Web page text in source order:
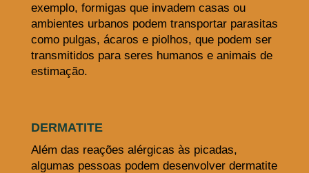
exemplo, formigas que invadem casas ou
ambientes urbanos podem transportar parasitas
como pulgas, ácaros e piolhos, que podem ser
transmitidos para seres humanos e animais de
estimação.
DERMATITE
Além das reações alérgicas às picadas,
algumas pessoas podem desenvolver dermatite